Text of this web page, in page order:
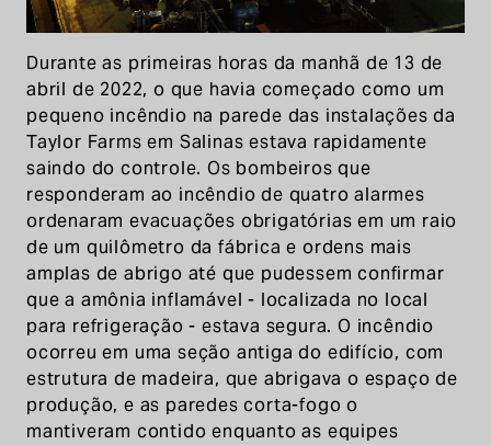
Durante as primeiras horas da manhã de 13 de
abril de 2022, o que havia começado como um
pequeno incêndio na parede das instalações da
Taylor Farms em Salinas estava rapidamente
saindo do controle. Os bombeiros que
responderam ao incêndio de quatro alarmes
ordenaram evacuações obrigatórias em um raio
de um quilômetro da fábrica e ordens mais
amplas de abrigo até que pudessem confirmar
que a amônia inflamável - localizada no local
para refrigeração - estava segura. O incêndio
ocorreu em uma seção antiga do edifício, com
estrutura de madeira, que abrigava o espaço de
produção, e as paredes corta-fogo o
mantiveram contido enquanto as equipes